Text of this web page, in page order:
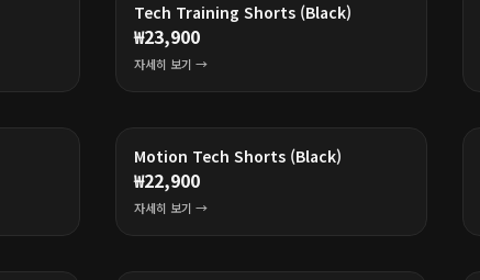
Tech Training Shorts (Black)
₩23,900
자세히 보기 →
Motion Tech Shorts (Black)
₩22,900
자세히 보기 →